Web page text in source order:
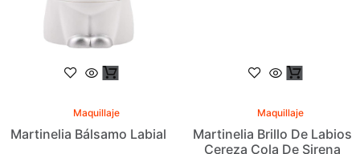
Maquillaje
Martinelia Bálsamo Labial
Maquillaje
Martinelia Brillo De Labios
Cereza Cola De Sirena